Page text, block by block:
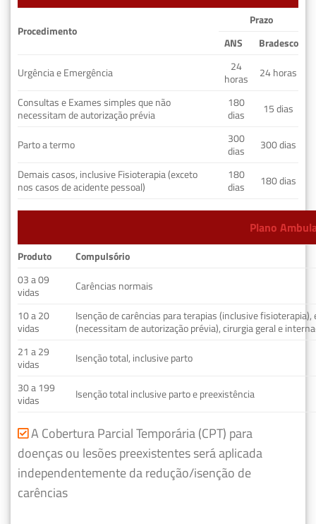
Procedimento
Prazo
ANS
Bradesco
Urgência e Emergência
24
horas
24 horas
Consultas e Exames simples que não
necessitam de autorização prévia
180
dias
15 dias
Parto a termo
300
dias
300 dias
Demais casos, inclusive Fisioterapia (exceto
nos casos de acidente pessoal)
180
dias
180 dias
Plano
Produto
Compulsório
03 a 09
vidas
Carências normais
10 a 20
vidas
Isenção de carências para terapias (inclusive fisioterapia),
(necessitam de autorização prévia), cirurgia geral e
21 a 29
vidas
Isenção total, inclusive parto
30 a 199
vidas
Isenção total inclusive parto e preexistência
A Cobertura Parcial Temporária (CPT) para
doenças ou lesões preexistentes será aplicada
independentemente da redução/isenção de
carências